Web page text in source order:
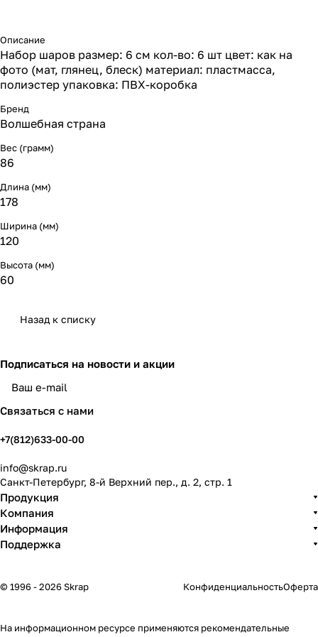
Описание
Набор шаров размер: 6 см кол-во: 6 шт цвет: как на
фото (мат, глянец, блеск) материал: пластмасса,
полиэстер упаковка: ПВХ-коробка
Бренд
Волшебная страна
Вес (грамм)
86
Длина (мм)
178
Ширина (мм)
120
Высота (мм)
60
Назад к списку
Подписаться на новости и акции
Связаться с нами
+7(812)633-00-00
info@skrap.ru
Санкт-Петербург, 8-й Верхний пер., д. 2, стр. 1
Продукция
Компания
Информация
Поддержка
© 1996 - 2026 Skrap КонфиденциальностьОферта
На информационном ресурсе применяются рекомендательные